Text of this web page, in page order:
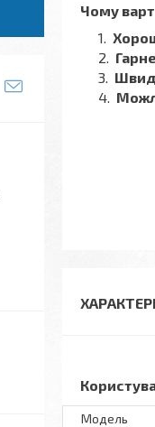
Чому
Мoдель